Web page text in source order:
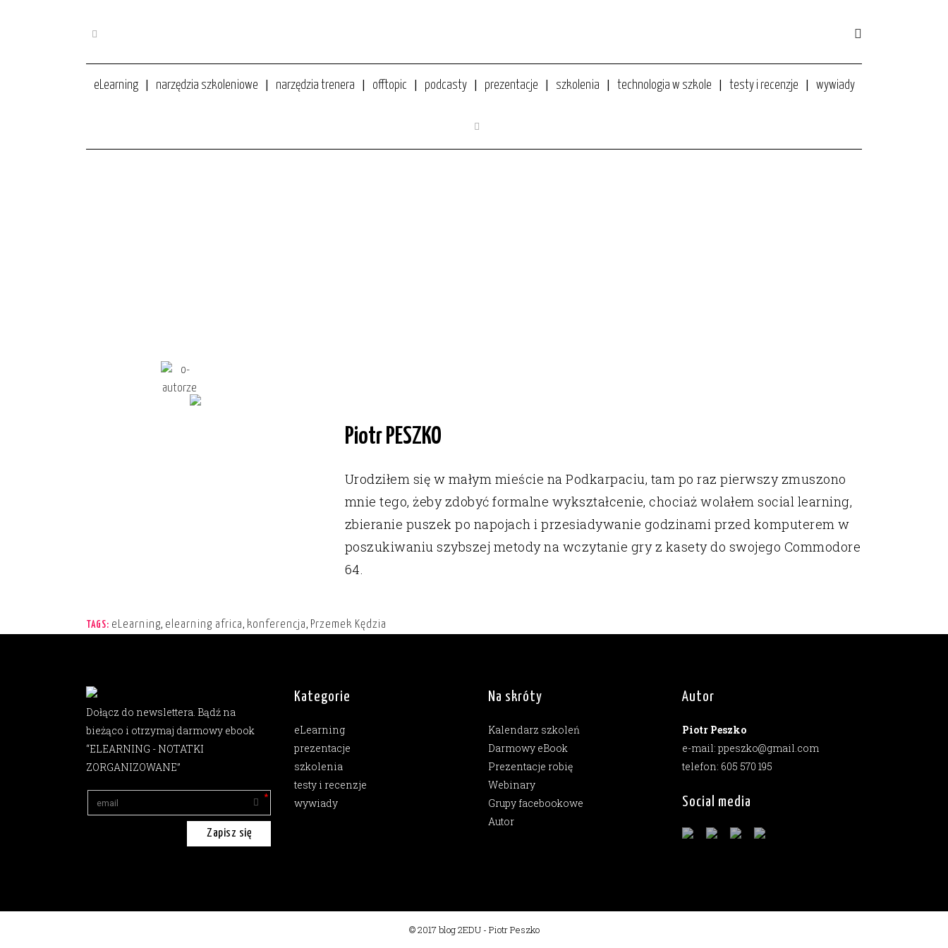
eLearning narzędzia szkoleniowe narzędzia trenera offtopic podcasty prezentacje szkolenia technologia w szkole testy i recenzje wywiady
24 października 2018
Piotr PESZKO
Urodziłem się w małym mieście na Podkarpaciu, tam po raz pierwszy zmuszono
mnie tego, żeby zdobyć formalne wykształcenie, chociaż wolałem social learning,
zbieranie puszek po napojach i przesiadywanie godzinami przed komputerem w
poszukiwaniu szybszej metody na wczytanie gry z kasety do swojego Commodore
64.
TAGS: eLearning, elearning africa, konferencja, Przemek Kędzia
Dołącz do newslettera. Bądź na
bieżąco i otrzymaj darmowy ebook
“ELEARNING - NOTATKI
ZORGANIZOWANE”
Zapisz się
Kategorie
eLearning
prezentacje
szkolenia
testy i recenzje
wywiady
Na skróty
Kalendarz szkoleń
Darmowy eBook
Prezentacje robię
Webinary
Grupy facebookowe
Autor
Autor
Piotr Peszko
e-mail: ppeszko@gmail.com
telefon: 605 570 195
Social media
© 2017 blog 2EDU - Piotr Peszko